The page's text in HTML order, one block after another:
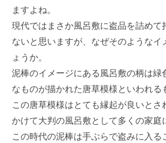
ますよね。
現代ではまさか風呂敷に盗品を詰めて
ないと思いますが、なぜそのようなイ
ょうか。
泥棒のイメージにある風呂敷の柄は緑
なものが描かれた唐草模様といわれる
この唐草模様はとても縁起が良いとさ
かけて大判の風呂敷として多くの家庭
この時代の泥棒は手ぶらで盗みに入る